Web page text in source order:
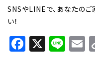
SNSやLINEで、あなたの
い！
X